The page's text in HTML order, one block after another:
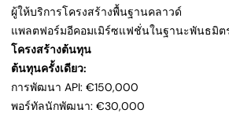
ผู้ให้บริการโครงสร้างพื้นฐานคลาวด์
แพลตฟอร์มอีคอมเมิร์ซแฟชั่นในฐานะพันธมิต
โครงสร้างต้นทุน
ต้นทุนครั้งเดียว:
การพัฒนา API: €150,000
พอร์ทัลนักพัฒนา: €30,000